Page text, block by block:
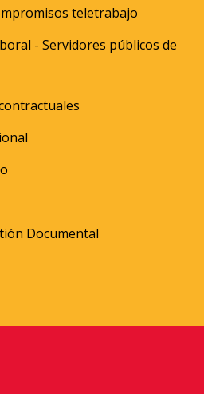
teletrabajo
- Servidores públicos de
Documental